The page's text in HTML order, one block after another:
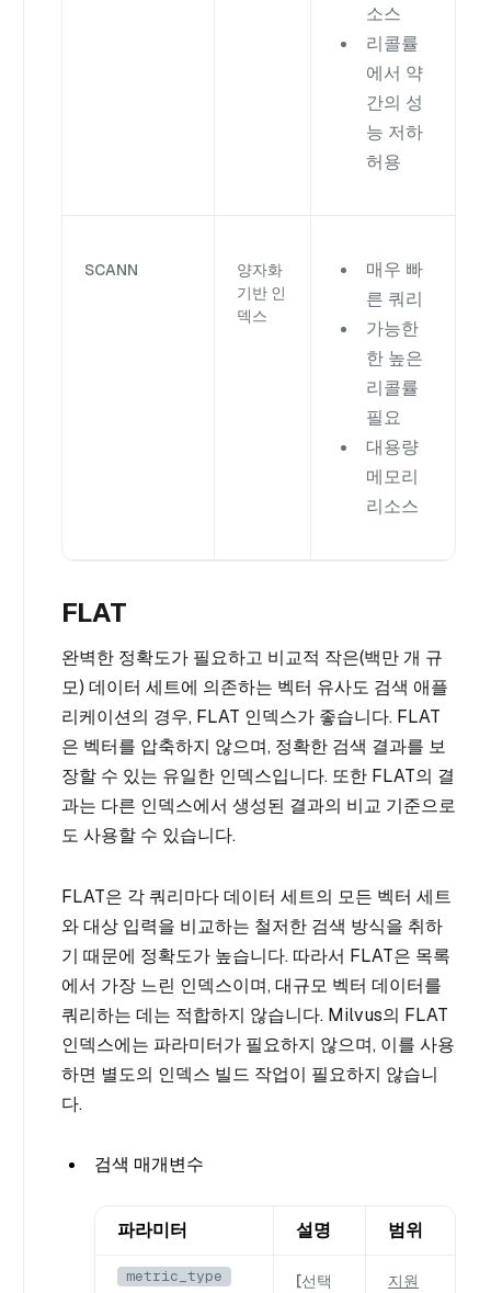
소스
리콜률
에서 약
간의 성
능 저하
허용
SCANN
양자화
기반 인
덱스
매우 빠
른 쿼리
가능한
한 높은
리콜률
필요
대용량
메모리
리소스
FLAT
완벽한 정확도가 필요하고 비교적 작은(백만 개 규
모) 데이터 세트에 의존하는 벡터 유사도 검색 애플
리케이션의 경우, FLAT 인덱스가 좋습니다. FLAT
은 벡터를 압축하지 않으며, 정확한 검색 결과를 보
장할 수 있는 유일한 인덱스입니다. 또한 FLAT의 결
과는 다른 인덱스에서 생성된 결과의 비교 기준으로
도 사용할 수 있습니다.
FLAT은 각 쿼리마다 데이터 세트의 모든 벡터 세트
와 대상 입력을 비교하는 철저한 검색 방식을 취하
기 때문에 정확도가 높습니다. 따라서 FLAT은 목록
에서 가장 느린 인덱스이며, 대규모 벡터 데이터를
쿼리하는 데는 적합하지 않습니다. Milvus의 FLAT
인덱스에는 파라미터가 필요하지 않으며, 이를 사용
하면 별도의 인덱스 빌드 작업이 필요하지 않습니
다.
검색 매개변수
파라미터 설명 범위
metric_type
[선택
지원